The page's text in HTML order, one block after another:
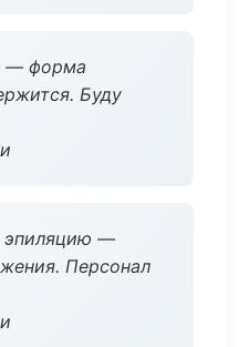
— форма
Буду
эпиляцию —
Персонал